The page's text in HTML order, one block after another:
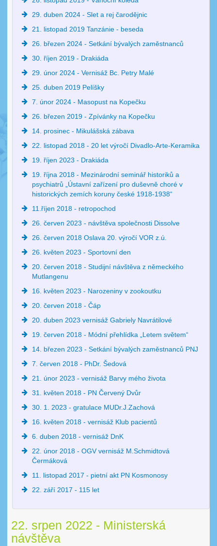
29. duben 2024 - Slet a rej čarodějnic
21. listopad 2019 Tanzánie - beseda
26. březen 2024 - Setkání bývalých zaměstnanců
30. říjen 2019 - Drakiáda
29. únor 2024 - Vernisáž Bc. Petry Malé
25. duben 2019 Pelíšky
7. únor 2024 - Masopust na Kopečku
26. březen 2019 - Zpívánky na Kopečku
14. prosinec - Mikulášská zábava
22. listopad 2018 - 20 let výročí Divadlo-Arte-Keramika
19. říjen 2023 - Drakiáda
19. října 2018 - Mezinárodní seminář historiků a
psychiatrů „Ústavní zařízení pro duševně choré v
historických zemích koruny české 1918-1938“
11.říjen 2018 - retropochod
26. červen 2023 - návštěva společnosti Dissolve
26. červen 2018 Oslava 20. výročí VOR z.ú.
26. květen 2023 - Sportovní den
20. červen 2018 - Studijní návštěva z německého
Mutlangenu
16. květen 2023 - Narozeniny v zookoutku
20. červen 2018 - Čáp
20. duben 2023 vernisáž Gabriely Navrátilové
19. červen 2018 - Módní přehlídka „Letem světem“
14. březen 2023 - Setkání bývalých zaměstnanců PNJ
7. červen 2018 - PhDr. Šedová
21. únor 2023 - vernisáž Barvy mého života
31. květen 2018 - PN Červený Dvůr
30. 1. 2023 - gratulace MUDr.J.Zachová
16. květen 2018 - vernisáž Klub pacientů
6. duben 2018 - vernisáž DnK
22. únor 2018 - OGV vernisáž M.Schmidtová
Čermáková
11. listopad 2017 - pietní akt PN Kosmonosy
22. září 2017 - 115 let
22. srpen 2022 - Ministerská
návštěva